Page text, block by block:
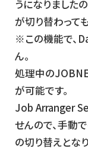
うになりました
が切り替わって
※この機能で、
ん。
処理中の
が可能です。
Job Arranger
せんので、手動
の切り替えとなり